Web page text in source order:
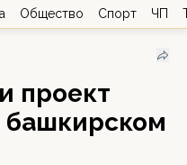
Общество Спорт ЧП
проект
башкирском